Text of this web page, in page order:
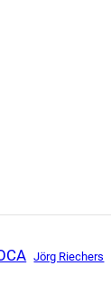
Jörg Riechers